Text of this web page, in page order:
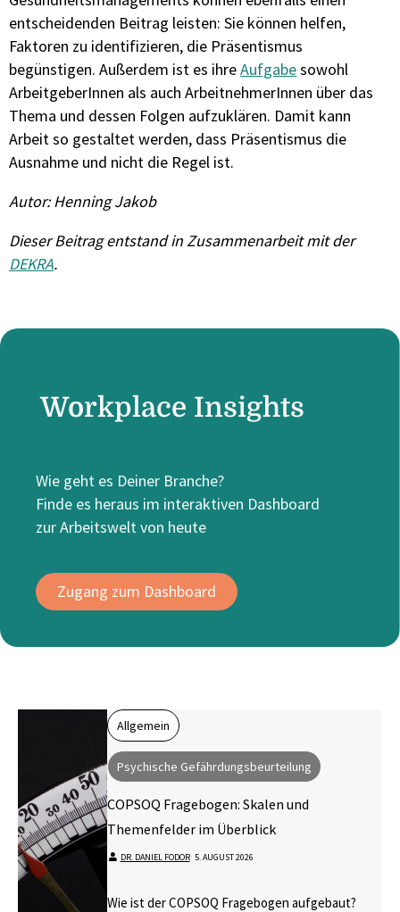
entscheidenden Beitrag leisten: Sie können helfen,
Faktoren zu identifizieren, die Präsentismus
begünstigen. Außerdem ist es ihreAufgabesowohl
ArbeitgeberInnen als auch ArbeitnehmerInnen über das
Thema und dessen Folgen aufzuklären. Damit kann
Arbeit so gestaltet werden, dass Präsentismus die
Ausnahme und nicht die Regel ist.
Autor: Henning Jakob
Dieser Beitrag entstand in Zusammenarbeit mit der
DEKRA.
Workplace Insights
Wie geht es Deiner Branche?
Finde es heraus im interaktiven Dashboard
zur Arbeitswelt von heute
Zugang zum Dashboard
Allgemein
Psychische Gefährdungsbeurteilung
COPSOQ Fragebogen: Skalen und
Themenfelder im Überblick
DR. DANIEL FODOR⋅ 5. AUGUST 2026
Wie ist der COPSOQ Fragebogen aufgebaut?